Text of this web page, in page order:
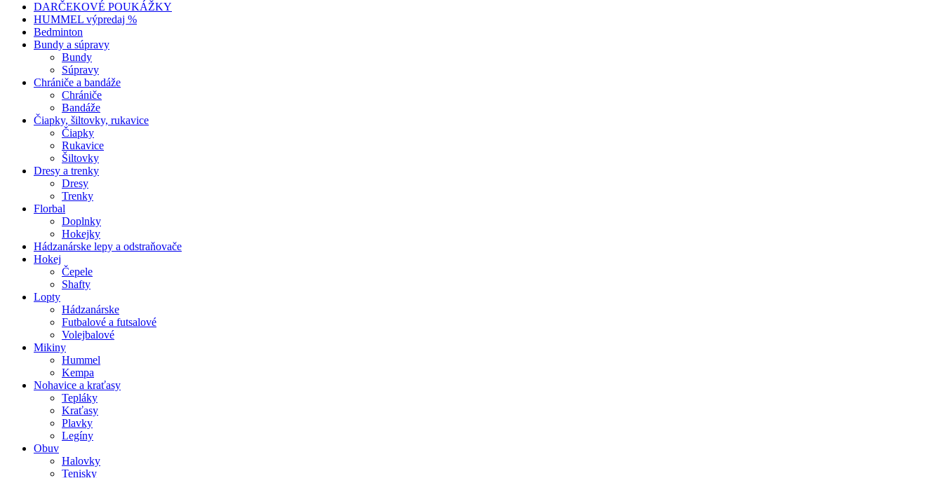
DARČEKOVÉ POUKÁŽKY
HUMMEL výpredaj %
Bedminton
Bundy a súpravy
Bundy
Súpravy
Chrániče a bandáže
Chrániče
Bandáže
Čiapky, šiltovky, rukavice
Čiapky
Rukavice
Šiltovky
Dresy a trenky
Dresy
Trenky
Florbal
Doplnky
Hokejky
Hádzanárske lepy a odstraňovače
Hokej
Čepele
Shafty
Lopty
Hádzanárske
Futbalové a futsalové
Volejbalové
Mikiny
Hummel
Kempa
Nohavice a kraťasy
Tepláky
Kraťasy
Plavky
Legíny
Obuv
Halovky
Tenisky